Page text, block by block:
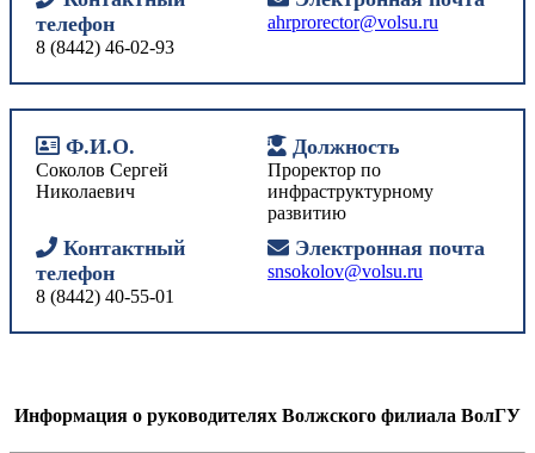
телефон
8 (8442) 46-02-93
ahrprorector@volsu.ru
Ф.И.О.
Соколов Сергей
Николаевич
Должность
Проректор по
инфраструктурному
развитию
Контактный
телефон
8 (8442) 40-55-01
Электронная почта
snsokolov@volsu.ru
Информация о руководителях Волжского филиала ВолГУ